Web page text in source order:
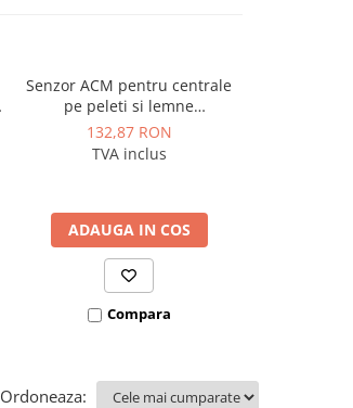
Senzor ACM pentru centrale
pe peleti si lemne
Thermostahl
132,87 RON
TVA inclus
ADAUGA IN COS
Compara
Ordoneaza: